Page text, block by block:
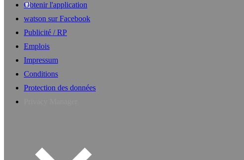
Obtenir l'application
watson sur Facebook
Publicité / RP
Emplois
Impressum
Conditions
Protection des données